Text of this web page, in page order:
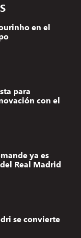
en el
para
con el
ya es
Real Madrid
se convierte